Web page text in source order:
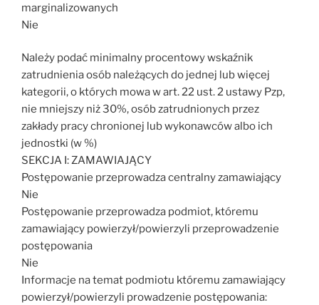
marginalizowanych
Nie
Należy podać minimalny procentowy wskaźnik
zatrudnienia osób należących do jednej lub więcej
kategorii, o których mowa w art. 22 ust. 2 ustawy Pzp,
nie mniejszy niż 30%, osób zatrudnionych przez
zakłady pracy chronionej lub wykonawców albo ich
jednostki (w %)
SEKCJA I: ZAMAWIAJĄCY
Postępowanie przeprowadza centralny zamawiający
Nie
Postępowanie przeprowadza podmiot, któremu
zamawiający powierzył/powierzyli przeprowadzenie
postępowania
Nie
Informacje na temat podmiotu któremu zamawiający
powierzył/powierzyli prowadzenie postępowania: